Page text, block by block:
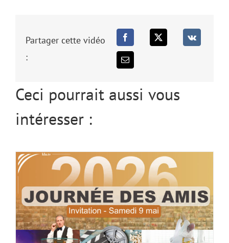
Partager cette vidéo
:
Ceci pourrait aussi vous
intéresser :
INVITATION : Journée des Amis